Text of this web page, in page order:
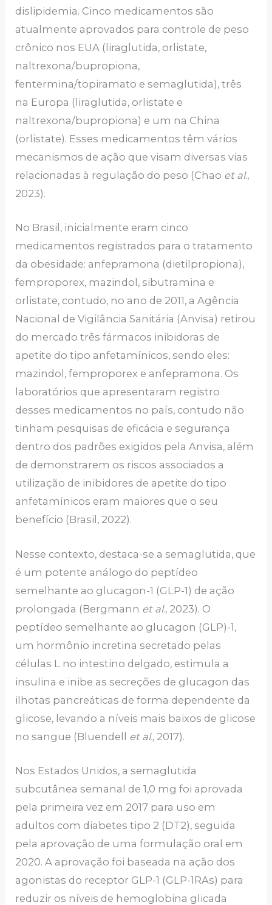
dislipidemia. Cinco medicamentos são
atualmente aprovados para controle de peso
crônico nos EUA (liraglutida, orlistate,
naltrexona/bupropiona,
fentermina/topiramato e semaglutida), três
na Europa (liraglutida, orlistate e
naltrexona/bupropiona) e um na China
(orlistate). Esses medicamentos têm vários
mecanismos de ação que visam diversas vias
relacionadas à regulação do peso (Chao et al.,
2023).
No Brasil, inicialmente eram cinco
medicamentos registrados para o tratamento
da obesidade: anfepramona (dietilpropiona),
femproporex, mazindol, sibutramina e
orlistate, contudo, no ano de 2011, a Agência
Nacional de Vigilância Sanitária (Anvisa) retirou
do mercado três fármacos inibidoras de
apetite do tipo anfetamínicos, sendo eles:
mazindol, femproporex e anfepramona. Os
laboratórios que apresentaram registro
desses medicamentos no país, contudo não
tinham pesquisas de eficácia e segurança
dentro dos padrões exigidos pela Anvisa, além
de demonstrarem os riscos associados a
utilização de inibidores de apetite do tipo
anfetamínicos eram maiores que o seu
benefício (Brasil, 2022).
Nesse contexto, destaca-se a semaglutida, que
é um potente análogo do peptídeo
semelhante ao glucagon-1 (GLP-1) de ação
prolongada (Bergmann et al., 2023). O
peptídeo semelhante ao glucagon (GLP)-1,
um hormônio incretina secretado pelas
células L no intestino delgado, estimula a
insulina e inibe as secreções de glucagon das
ilhotas pancreáticas de forma dependente da
glicose, levando a níveis mais baixos de glicose
no sangue (Bluendell et al., 2017).
Nos Estados Unidos, a semaglutida
subcutânea semanal de 1,0 mg foi aprovada
pela primeira vez em 2017 para uso em
adultos com diabetes tipo 2 (DT2), seguida
pela aprovação de uma formulação oral em
2020. A aprovação foi baseada na ação dos
agonistas do receptor GLP-1 (GLP-1RAs) para
reduzir os níveis de hemoglobina glicada